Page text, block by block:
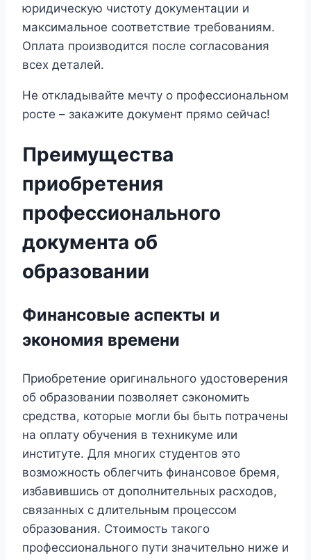
юридическую чистоту документации и
максимальное соответствие требованиям.
Оплата производится после согласования
всех деталей.
Не откладывайте мечту о профессиональном
росте – закажите документ прямо сейчас!
Преимущества
приобретения
профессионального
документа об
образовании
Финансовые аспекты и
экономия времени
Приобретение оригинального удостоверения
об образовании позволяет сэкономить
средства, которые могли бы быть потрачены
на оплату обучения в техникуме или
институте. Для многих студентов это
возможность облегчить финансовое бремя,
избавившись от дополнительных расходов,
связанных с длительным процессом
образования. Стоимость такого
профессионального пути значительно ниже и